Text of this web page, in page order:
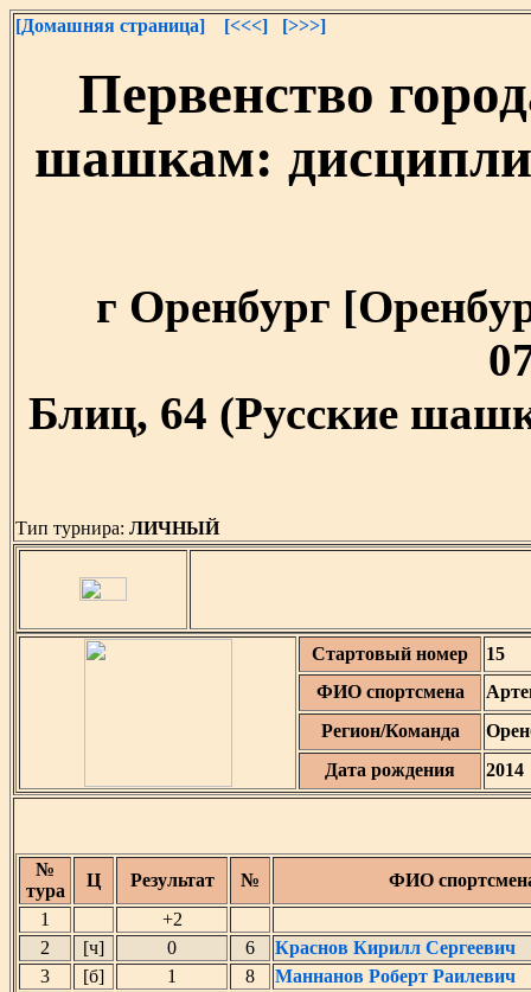
[Домашняя страница] [<<<] [>>>]
Первенство
шашкам:
г Оренбург
Блиц, 64 (Русские
Тип турнира: ЛИЧНЫЙ
Стартовый номер
15
ФИО спортсмена
Регион/Команда
Дата рождения
2014
№
тура
Ц Результат №
ФИО
1
+2
2
[ч] 0 6
Краснов Кирилл Сергеевич
3
[б] 1 8
Маннанов Роберт Раилевич